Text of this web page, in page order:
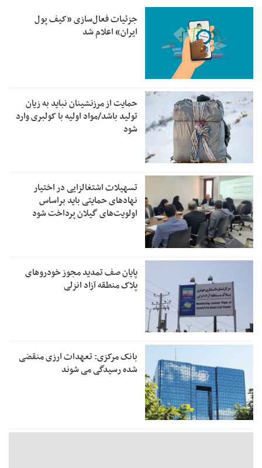
جزئیات فعال‌سازی «کیف پول
ایران» اعلام شد
حمایت از مرزنشینان نباید به زیان
تولید باشد/مواد اولیه با کولبری وارد
شود
تسهیلات اشتغالزایی در اختیار
نهادهای حمایتی باید براساس
اولویت‌های گیلان پرداخت شود
پایان صف تمدید مجوز خودروهای
پلاک منطقه آزاد انزلی
بانک مرکزی: تعهدات ارزی منقضی
شده رسیدگی می شوند